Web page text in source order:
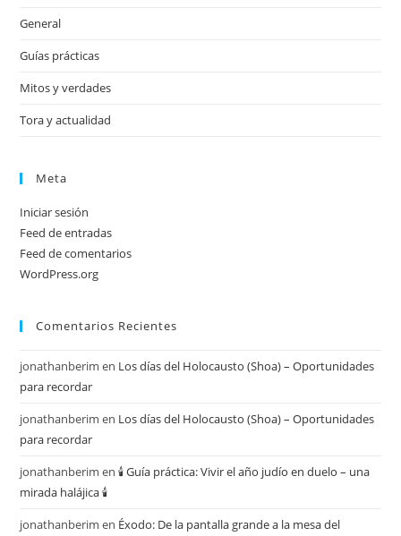
General
Guías prácticas
Mitos y verdades
Tora y actualidad
Meta
Iniciar sesión
Feed de entradas
Feed de comentarios
WordPress.org
Comentarios Recientes
jonathanberim en Los días del Holocausto (Shoa) – Oportunidades
para recordar
jonathanberim en Los días del Holocausto (Shoa) – Oportunidades
para recordar
jonathanberim en🕯️ Guía práctica: Vivir el año judío en duelo – una
mirada halájica 🕯️
jonathanberim en Éxodo: De la pantalla grande a la mesa del